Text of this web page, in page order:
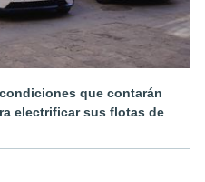
que contarán
electrificar sus flotas de